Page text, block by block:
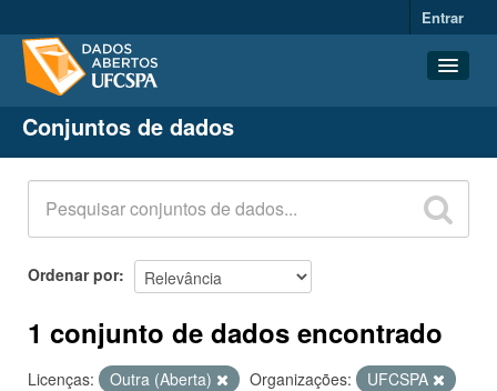
Entrar
Conjuntos de dados
Organizações
Grupos
Sobre
Conjuntos de dados
Ordenar por
1 conjunto de dados encontrado
Licenças: Outra (Aberta) Organizações:
UFCSPA